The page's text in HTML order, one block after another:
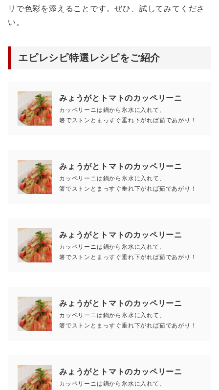
リで色彩を添えることです。ぜひ、試してみてくださ
い。
エピレシピ特選レシピをご紹介
みょうがとトマトのカッペリーニ
カッペリーニは鍋から氷水に入れて、
箸でストンとまっすぐ垂れ下がれば茹であがり！
みょうがとトマトのカッペリーニ
カッペリーニは鍋から氷水に入れて、
箸でストンとまっすぐ垂れ下がれば茹であがり！
みょうがとトマトのカッペリーニ
カッペリーニは鍋から氷水に入れて、
箸でストンとまっすぐ垂れ下がれば茹であがり！
みょうがとトマトのカッペリーニ
カッペリーニは鍋から氷水に入れて、
箸でストンとまっすぐ垂れ下がれば茹であがり！
みょうがとトマトのカッペリーニ
カッペリーニは鍋から氷水に入れて、